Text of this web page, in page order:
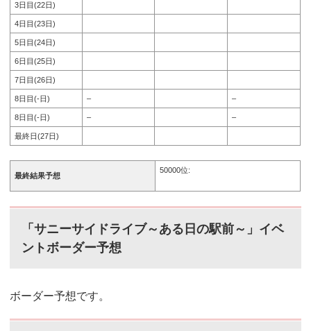
3日目(22日)
4日目(23日)
5日目(24日)
6日目(25日)
7日目(26日)
8日目(-日) – –
8日目(-日) – –
最終日(27日)
最終結果予想
50000位:
「サニーサイドライブ～ある日の駅前～」イベ
ントボーダー予想
ボーダー予想です。